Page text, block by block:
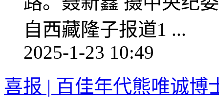
自西藏隆子报道1 ...
2025-1-23 10:49
喜报 | 百佳年代熊唯诚博